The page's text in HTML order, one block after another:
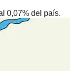
0,07% del país.